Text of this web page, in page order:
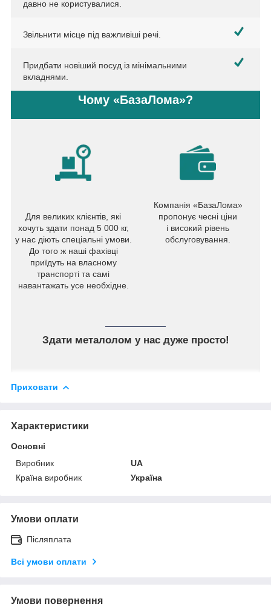
давно не користувалися.
Звільнити місце під важливіші речі.
Придбати новіший посуд із мінімальними
вкладнями.
Чому «БазаЛома»?
Для великих клієнтів, які
хочуть здати понад 5 000 кг,
у нас діють спеціальні умови.
До того ж наші фахівці
приїдуть на власному
транспорті та самі
навантажать усе необхідне.
Компанія «БазаЛома»
пропонує чесні ціни
і високий рівень
обслуговування.
Здати металолом у нас дуже просто!
Приховати
Характеристики
Основні
Виробник
UA
Країна виробник
Україна
Умови оплати
Післяплата
Всі умови оплати
Умови повернення